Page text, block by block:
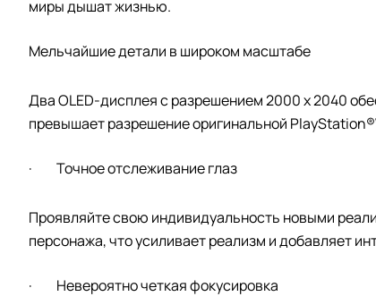
миры дышат жизнью.
Мельчайшие детали в широком масштабе
Два OLED-дисплея с разрешением 2000 x 2040
превышает разрешение оригинальной
· Точное отслеживание глаз
Проявляйте свою индивидуальность новыми
персонажа, что усиливает реализм и добавляет
· Невероятно четкая фокусировка